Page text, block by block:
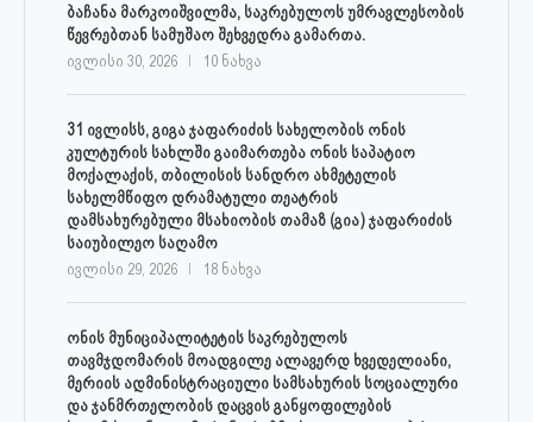
ბაჩანა მარკოიშვილმა, საკრებულოს უმრავლესობის
წევრებთან სამუშაო შეხვედრა გამართა.
ივლისი 30, 2026 10 ნახვა
31 ივლისს, გიგა ჯაფარიძის სახელობის ონის
კულტურის სახლში გაიმართება ონის საპატიო
მოქალაქის, თბილისის სანდრო ახმეტელის
სახელმწიფო დრამატული თეატრის
დამსახურებული მსახიობის თამაზ (გია) ჯაფარიძის
საიუბილეო საღამო
ივლისი 29, 2026 18 ნახვა
ონის მუნიციპალიტეტის საკრებულოს
თავმჯდომარის მოადგილე ალავერდ ხვედელიანი,
მერიის ადმინისტრაციული სამსახურის სოციალური
და ჯანმრთელობის დაცვის განყოფილების